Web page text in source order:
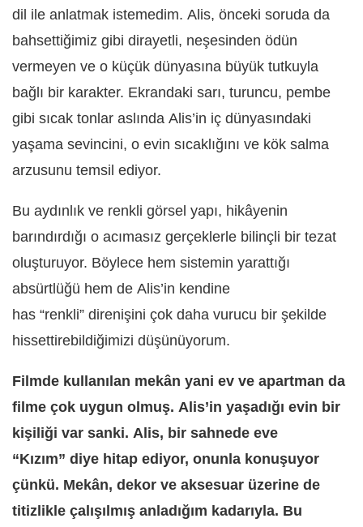
dil ile anlatmak istemedim. Alis, önceki soruda da
bahsettiğimiz gibi dirayetli, neşesinden ödün
vermeyen ve o küçük dünyasına büyük tutkuyla
bağlı bir karakter. Ekrandaki sarı, turuncu, pembe
gibi sıcak tonlar aslında Alis’in iç dünyasındaki
yaşama sevincini, o evin sıcaklığını ve kök salma
arzusunu temsil ediyor.
Bu aydınlık ve renkli görsel yapı, hikâyenin
barındırdığı o acımasız gerçeklerle bilinçli bir tezat
oluşturuyor. Böylece hem sistemin yarattığı
absürtlüğü hem de Alis’in kendine
has “renkli” direnişini çok daha vurucu bir şekilde
hissettirebildiğimizi düşünüyorum.
Filmde kullanılan mekân yani ev ve apartman da
filme çok uygun olmuş. Alis’in yaşadığı evin bir
kişiliği var sanki. Alis, bir sahnede eve
“Kızım” diye hitap ediyor, onunla konuşuyor
çünkü. Mekân, dekor ve aksesuar üzerine de
titizlikle çalışılmış anladığım kadarıyla. Bu